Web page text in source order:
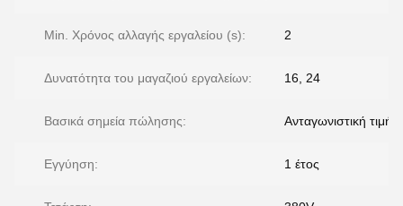
Min. Χρόνος αλλαγής εργαλείου (s): 2
Δυνατότητα του μαγαζιού εργαλείων: 16, 24
Βασικά σημεία πώλησης: Ανταγωνιστική τιμή
Εγγύηση: 1 έτος